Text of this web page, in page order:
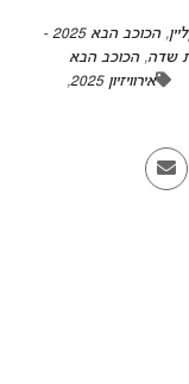
,
הכוכב הבא 2025 -
,הכוכב הבא
אירוויזיון 2025
,